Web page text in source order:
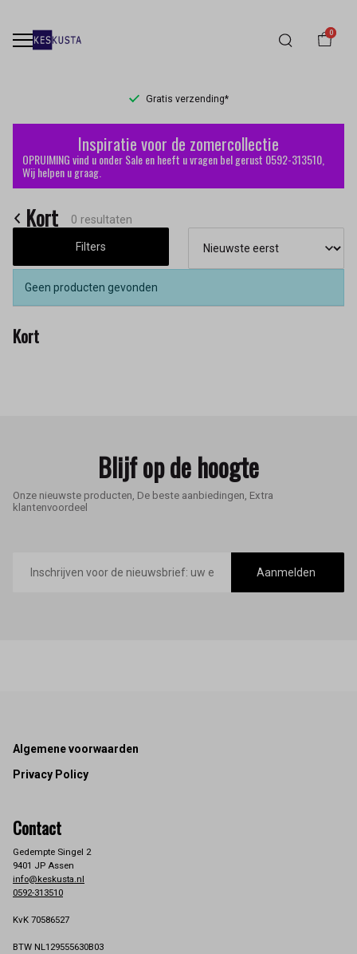
0
Gratis verzending*
Kort
Keskusta
Inspiratie voor de zomercollectie
OPRUIMING vind u onder Sale en heeft u vragen bel gerust 0592-313510,
Wij helpen u graag.
Kort 0 resultaten
Filters
Geen producten gevonden
Kort
Blijf op de hoogte
Onze nieuwste producten, De beste aanbiedingen, Extra
klantenvoordeel
mailadres
Aanmelden
Footer
Algemene voorwaarden
Privacy Policy
Contact
Gedempte Singel 2
9401 JP Assen
info@keskusta.nl
0592-313510
KvK 70586527
BTW NL129555630B03